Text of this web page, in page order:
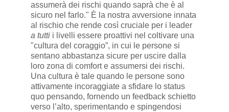
assumerà dei rischi quando saprà che è al
sicuro nel farlo." È la nostra avversione innata
al rischio che rende così cruciale per i leader
a tuttii livelli essere proattivi nel coltivare una
"cultura del coraggio”, in cui le persone si
sentano abbastanza sicure per uscire dalla
loro zona di comfort e assumersi dei rischi.
Una cultura è tale quando le persone sono
attivamente incoraggiate a sfidare lo status
quo pensando, fornendo un feedback schietto
verso l’alto, sperimentando e spingendosi